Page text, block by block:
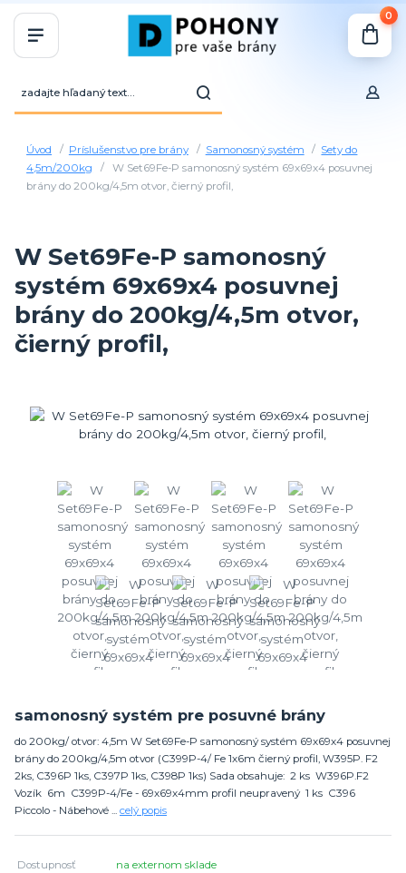
0
Úvod Príslušenstvo pre brány Samonosný systém
Sety do
4,5m/200kg
W Set69Fe-P samonosný systém 69x69x4 posuvnej
brány do 200kg/4,5m otvor, čierný profil,
W Set69Fe-P samonosný
systém 69x69x4 posuvnej
brány do 200kg/4,5m otvor,
čierný profil,
samonosný systém pre posuvné brány
do 200kg/ otvor: 4,5m W Set69Fe-P samonosný systém 69x69x4 posuvnej
brány do 200kg/4,5m otvor (C399P-4/ Fe 1x6m čierný profil, W395P. F2
2ks, C396P 1ks, C397P 1ks, C398P 1ks) Sada obsahuje: 2 ks W396P.F2
Vozík 6m C399P-4/Fe - 69x69x4mm profil neupravený 1 ks C396
Piccolo - Nábehové ... celý popis
Dostupnosť na externom sklade